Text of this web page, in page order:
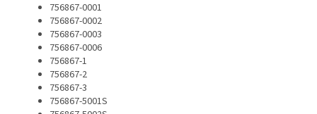
756867-0001
756867-0002
756867-0003
756867-0006
756867-1
756867-2
756867-3
756867-5001S